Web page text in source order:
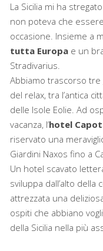
La Sicilia mi ha
non poteva che
occasione. Insieme a
tutta Europa e un
Stradivarius.
Abbiamo trascorso tre
del relax, tra l’antica
delle Isole Eolie. Ad
vacanza, l’hotel
riservato una
Giardini Naxos fino a
Un hotel scavato
sviluppa dall’alto
attrezzata una
ospiti che abbiano
della Sicilia nella più